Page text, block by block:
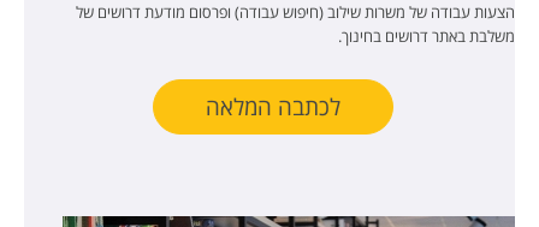
הצעות עבודה של משרות שילוב (חיפוש עבודה) ופרסום מודעת דרושים של
משלבת באתר דרושים בחינוך.
לכתבה המלאה